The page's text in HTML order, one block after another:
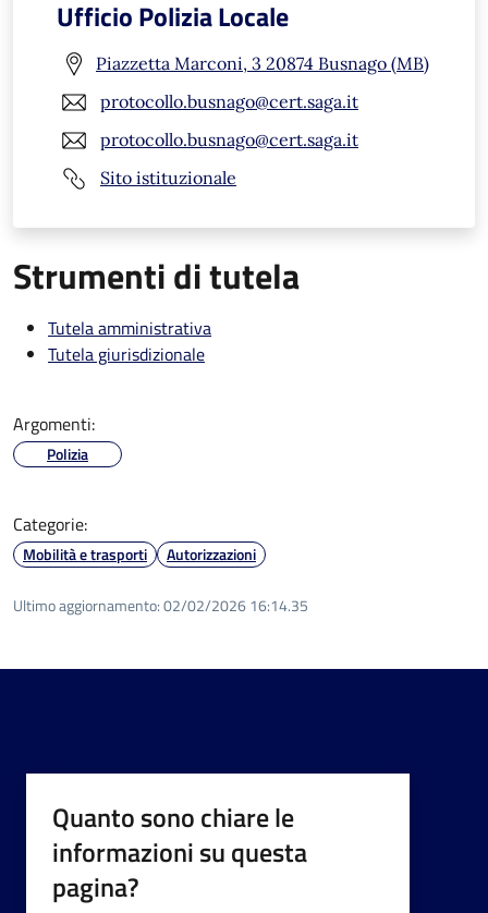
Ufficio Polizia Locale
Piazzetta Marconi, 3 20874 Busnago (MB)
protocollo.busnago@cert.saga.it
protocollo.busnago@cert.saga.it
Sito istituzionale
Strumenti di tutela
Tutela amministrativa
Tutela giurisdizionale
Argomenti:
Polizia
Categorie:
Mobilità e trasporti Autorizzazioni
Ultimo aggiornamento:02/02/2026 16:14.35
Quanto sono chiare le
informazioni su questa
pagina?